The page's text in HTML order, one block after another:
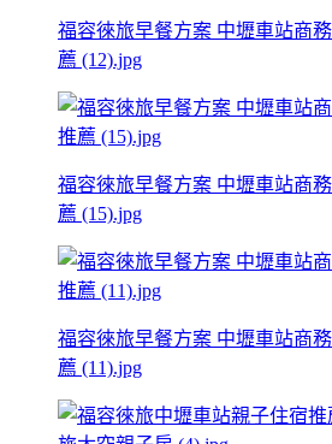
福容徠旅早餐方案 中壢車站商
薦 (12).jpg
福容徠旅早餐方案 中壢車站商
薦 (15).jpg
福容徠旅早餐方案 中壢車站商
薦 (11).jpg